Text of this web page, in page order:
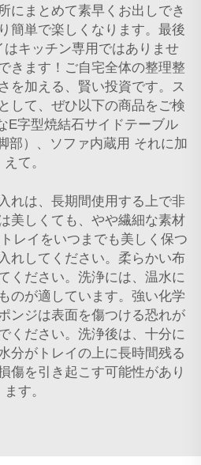
にまとめて素早くお出しでき
簡単で楽しくなります。最後
キッチン専用ではありませ
きます！ご自宅全体の整理整
を加える、賢い投資です。ス
して、ぜひ以下の商品をご検
E字型焼結石サイドテーブル
部）、ソファ内蔵用 それに加
えて。
れは、長期間使用する上で非
美しくても、やや繊細な素材
レイをいつまでも美しく保つ
れしてください。柔らかい布
ください。洗浄には、温水に
のが適しています。強い化学
ンジは表面を傷つける恐れが
ください。洗浄後は、十分に
分がトレイの上に長時間残る
傷を引き起こす可能性があり
ます。